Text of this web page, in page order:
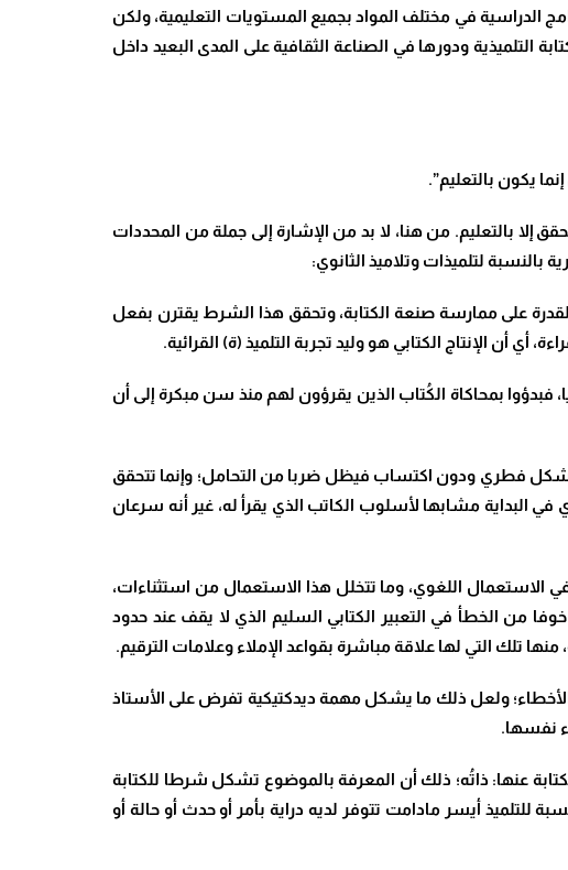
الدراسية في مختلف المواد بجميع المستويات التعليمية، ولكن
التلميذية ودورها في الصناعة الثقافية على المدى البعيد داخل
يكون بالتعليم”.
إلا بالتعليم. من هنا، لا بد من الإشارة إلى جملة من المحددات
بالنسبة لتلميذات وتلاميذ الثانوي:
القدرة على ممارسة صنعة الكتابة، وتحقق هذا الشرط يقترن بفعل
أن الإنتاج الكتابي هو وليد تجربة التلميذ (ة) القرائية.
فبدؤوا بمحاكاة الكُتاب الذين يقرؤون لهم منذ سن مبكرة إلى أن
بشكل فطري ودون اكتساب فيظل ضربا من التحامل؛ وإنما تتحقق
في البداية مشابها لأسلوب الكاتب الذي يقرأ له، غير أنه سرعان
اللغوي، وما تتخلل هذا الاستعمال من استثناءات،
من الخطأ في التعبير الكتابي السليم الذي لا يقف عند حدود
تلك التي لها علاقة مباشرة بقواعد الإملاء وعلامات الترقيم.
ولعل ذلك ما يشكل مهمة ديدكتيكية تفرض على الأستاذ
نفسها.
عنها: ذاتُه؛ ذلك أن المعرفة بالموضوع تشكل شرطا للكتابة
أيسر مادامت تتوفر لديه دراية بأمر أو حدث أو حالة أو